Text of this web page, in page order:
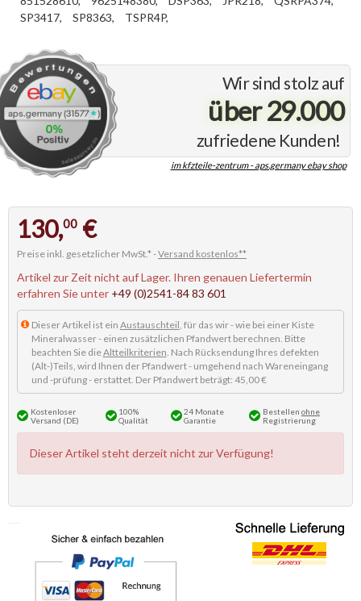
Wir sind stolz auf
über 29.000
zufriedene Kunden!
im kfzteile-zentrum - aps.germany ebay shop
SP3417,
SP8363, TSPR4P,
130,00 €
Preise inkl. gesetzlicher MwSt.* -Versand kostenlos**
Artikel zur Zeit nicht auf Lager. Ihren genauen Liefertermin
erfahren Sie unter +49 (0)2541-84 83 601
Dieser Artikel ist ein Austauschteil , für das wir - wie bei einer Kiste
Mineralwasser - einen zusätzlichen Pfandwert berechnen. Bitte
beachten Sie dieAltteilkriterien . Nach Rücksendung Ihres defekten
(Alt-)Teils, wird Ihnen der Pfandwert - umgehend nach Wareneingang
und -prüfung - erstattet. Der Pfandwert beträgt: 45,00 €
Kostenloser
Versand (DE)
100%
Qualität
24 Monate
Garantie
Bestellen ohne
Registrierung
Dieser Artikel steht derzeit nicht zur Verfügung!